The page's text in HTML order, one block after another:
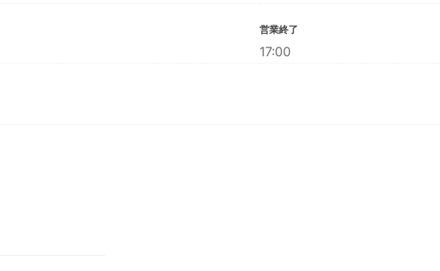
営業終了
17:00